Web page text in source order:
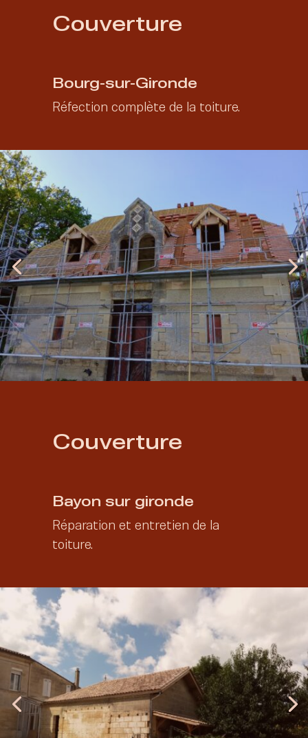
Couverture
Bourg-sur-Gironde
Réfection complète de la toiture.
2021
Couverture
Bayon sur gironde
Réparation et entretien de la
toiture.
2021